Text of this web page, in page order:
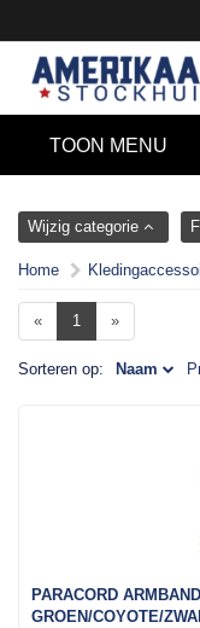
TOON MENU
Wijzig categorie
Home
« 1 »
Sorteren op: Naam
PARACORD
GROEN/COYOTE/